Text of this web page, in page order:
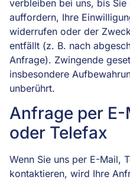
verbleiben bei uns, bis Sie
auffordern, Ihre
widerrufen oder der
entfällt (z. B. nach
Anfrage). Zwingende
insbesondere
unberührt.
Anfrage per E-
oder Telefax
Wenn Sie uns per E-Mail,
kontaktieren, wird Ihre